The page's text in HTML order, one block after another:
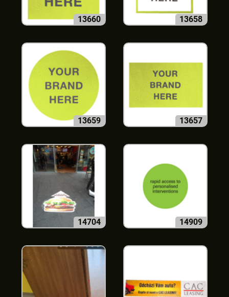
13660 13658
13659 13657
14704 14909